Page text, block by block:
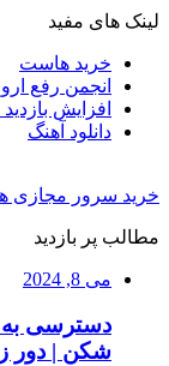
لینک های مفید
خرید هاست
انجمن رفع
افزایش
دانلود آهنگ
خرید سرور مجازی
مطالب پر بازدید
می 8, 2024
دسترسی به
شکن | دور